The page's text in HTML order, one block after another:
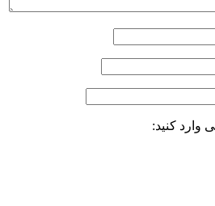
وارد کنید: